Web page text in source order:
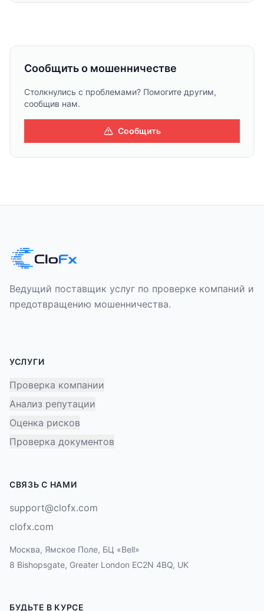
Сообщить о мошенничестве
Столкнулись с проблемами? Помогите другим,
сообщив нам.
Сообщить
Ведущий поставщик услуг по проверке компаний и
предотвращению мошенничества.
УСЛУГИ
Проверка компании
Анализ репутации
Оценка рисков
Проверка документов
СВЯЗЬ С НАМИ
support@clofx.com
clofx.com
Москва, Ямское Поле, БЦ «Bell»
8 Bishopsgate, Greater London EC2N 4BQ, UK
БУДЬТЕ В КУРСЕ